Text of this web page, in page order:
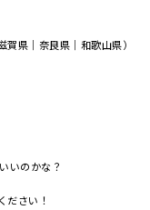
県｜奈良県｜和歌山県）
いのかな？
さい！